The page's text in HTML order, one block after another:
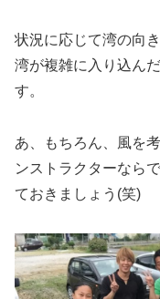
状況に応じて湾の向
湾が複雑に入り込ん
す。
あ、もちろん、風を
ンストラクターなら
ておきましょう(笑)